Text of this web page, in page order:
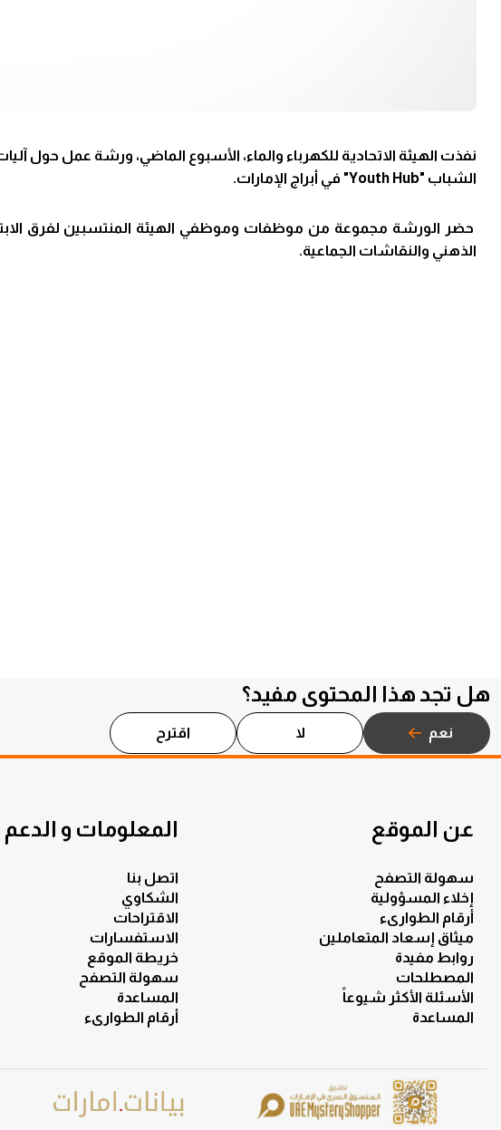
نفذت الهيئة الاتحادية للكهرباء والماء، الأسبوع الماضي، ورشة عمل حول
الشباب "Youth Hub" في أبراج الإمارات.
حضر الورشة مجموعة من موظفات وموظفي الهيئة المنتسبين لفرق
الذهني والنقاشات الجماعية.
هل تجد هذا المحتوى مفيد؟
نعم لا اقترح
عن الموقع
سهولة التصفح
إخلاء المسؤولية
أرقام الطوارىء
ميثاق إسعاد المتعاملين
روابط مفيدة
المصطلحات
الأسئلة الأكثر شيوعاً
المساعدة
المعلومات و الدعم
اتصل بنا
الشكاوي
الاقتراحات
الاستفسارات
خريطة الموقع
سهولة التصفح
المساعدة
أرقام الطوارىء